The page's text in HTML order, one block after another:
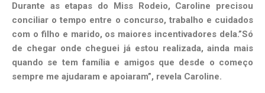
Durante as etapas do Miss Rodeio, Caroline precisou
conciliar o tempo entre o concurso, trabalho e cuidados
com o filho e marido, os maiores incentivadores dela.”Só
de chegar onde cheguei já estou realizada, ainda mais
quando se tem família e amigos que desde o começo
sempre me ajudaram e apoiaram”, revela Caroline.